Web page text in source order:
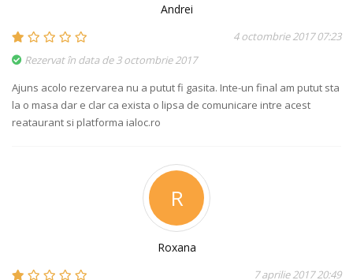
Andrei
4 octombrie 2017 07:23
Rezervat în data de 3 octombrie 2017
Ajuns acolo rezervarea nu a putut fi gasita. Inte-un final am putut sta
la o masa dar e clar ca exista o lipsa de comunicare intre acest
reataurant si platforma ialoc.ro
R
Roxana
7 aprilie 2017 20:49